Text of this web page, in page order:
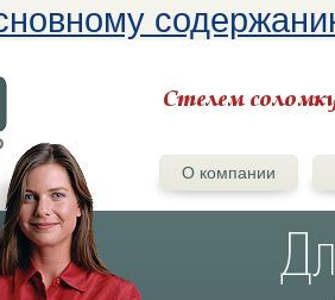
О компании